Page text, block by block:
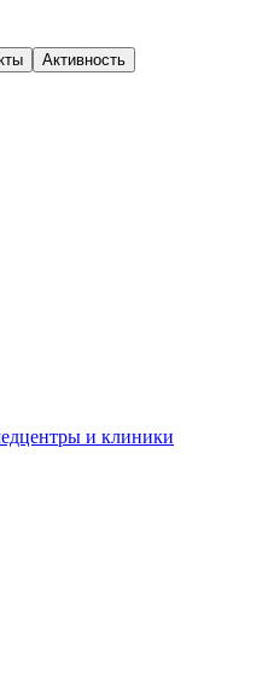
Активность
и клиники